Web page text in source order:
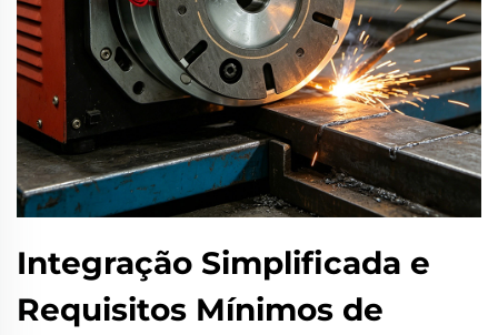
Integração Simplificada e
Requisitos Mínimos de